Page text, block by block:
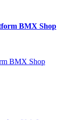
BMX Shop
BMX Shop